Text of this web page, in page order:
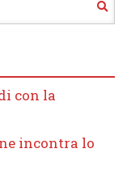
con la
incontra lo